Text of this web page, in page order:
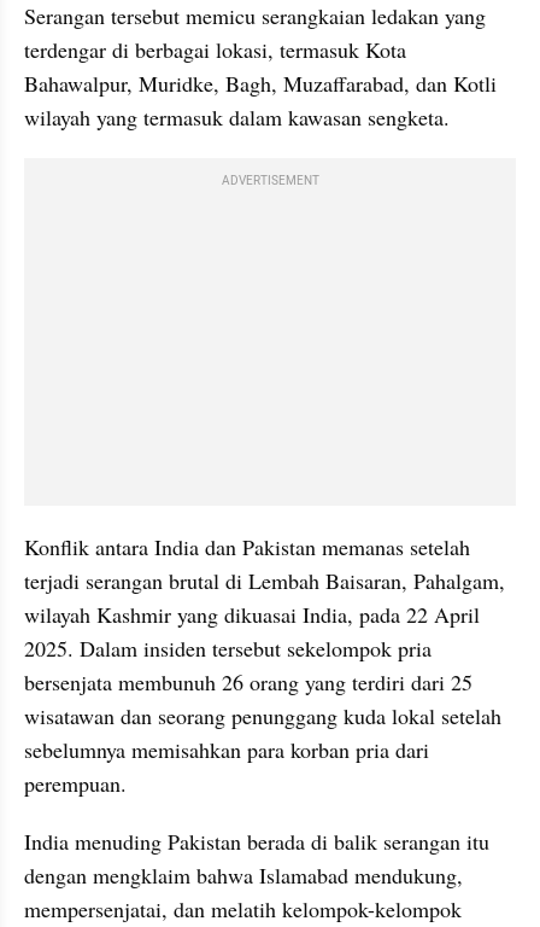
Serangan tersebut memicu serangkaian ledakan yang
terdengar di berbagai lokasi, termasuk Kota
Bahawalpur, Muridke, Bagh, Muzaffarabad, dan Kotli
wilayah yang termasuk dalam kawasan sengketa.
ADVERTISEMENT
Konflik antara India dan Pakistan memanas setelah
terjadi serangan brutal di Lembah Baisaran, Pahalgam,
wilayah Kashmir yang dikuasai India, pada 22 April
2025. Dalam insiden tersebut sekelompok pria
bersenjata membunuh 26 orang yang terdiri dari 25
wisatawan dan seorang penunggang kuda lokal setelah
sebelumnya memisahkan para korban pria dari
perempuan.
India menuding Pakistan berada di balik serangan itu
dengan mengklaim bahwa Islamabad mendukung,
mempersenjatai, dan melatih kelompok-kelompok